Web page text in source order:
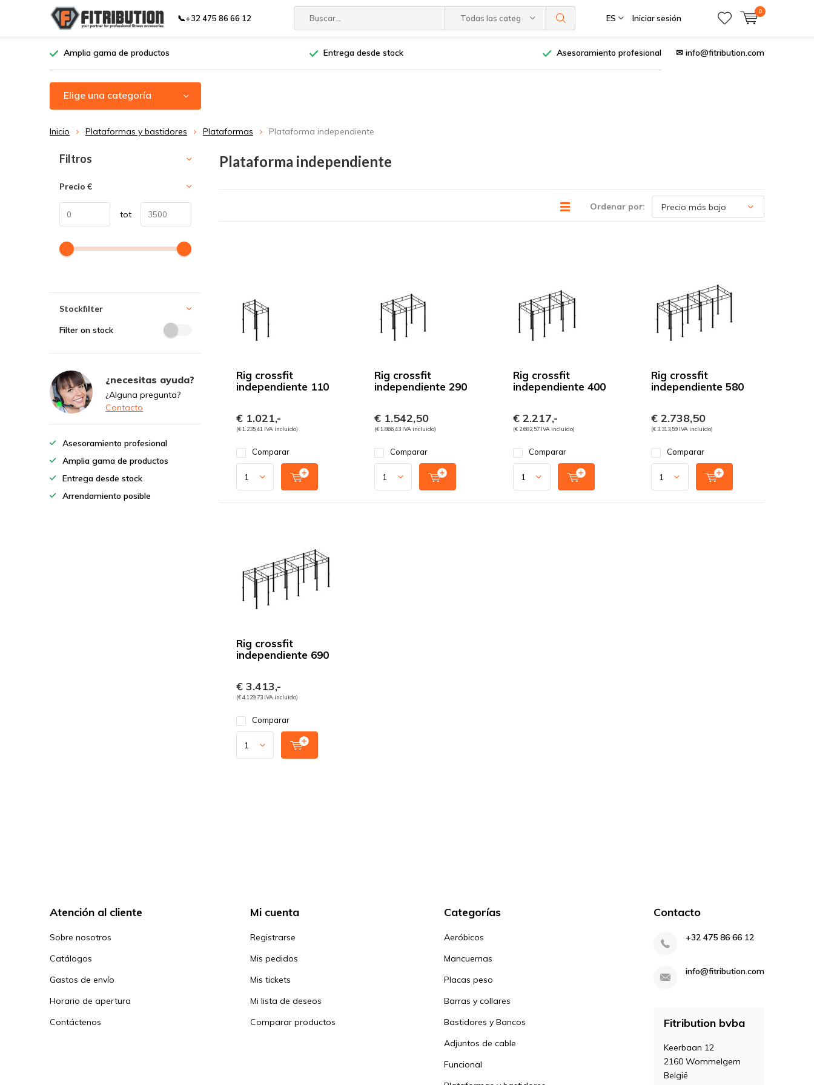
📞+32 475 86 66 12 Todas las categorías ES Iniciar sesión
0
Amplia gama de productos Entrega desde stock Asesoramiento profesional ✉ info@fitribution.com
Elige una categoría
Inicio Plataformas y bastidores Plataformas Plataforma independiente
Plataforma independiente
Ordenar por:
Rig crossfit
independiente 110
€ 1.021,-
(€ 1.235,41 IVA incluido)
Comparar
Rig crossfit
independiente 290
€ 1.542,50
(€ 1.866,43 IVA incluido)
Comparar
Rig crossfit
independiente 400
€ 2.217,-
(€ 2.682,57 IVA incluido)
Comparar
Rig crossfit
independiente 580
€ 2.738,50
(€ 3.313,59 IVA incluido)
Comparar
Rig crossfit
independiente 690
€ 3.413,-
(€ 4.129,73 IVA incluido)
Comparar
Ordenar por:
Filtros
Precio €
tot
Stockfilter
Filter on stock
¿necesitas ayuda?
¿Alguna pregunta?
Contacto
Asesoramiento profesional
Amplia gama de productos
Entrega desde stock
Arrendamiento posible
Atención al cliente
Sobre nosotros
Catálogos
Gastos de envío
Horario de apertura
Contáctenos
Mi cuenta
Registrarse
Mis pedidos
Mis tickets
Mi lista de deseos
Comparar productos
Categorías
Aeróbicos
Mancuernas
Placas peso
Barras y collares
Bastidores y Bancos
Adjuntos de cable
Funcional
Contacto
+32 475 86 66 12
info@fitribution.com
Fitribution bvba
Keerbaan 12
2160 Wommelgem
België